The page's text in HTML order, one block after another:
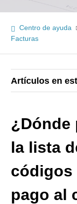
Centro de ayuda
Facturas
Artículos en
¿Dónde
la lista
códigos
pago al